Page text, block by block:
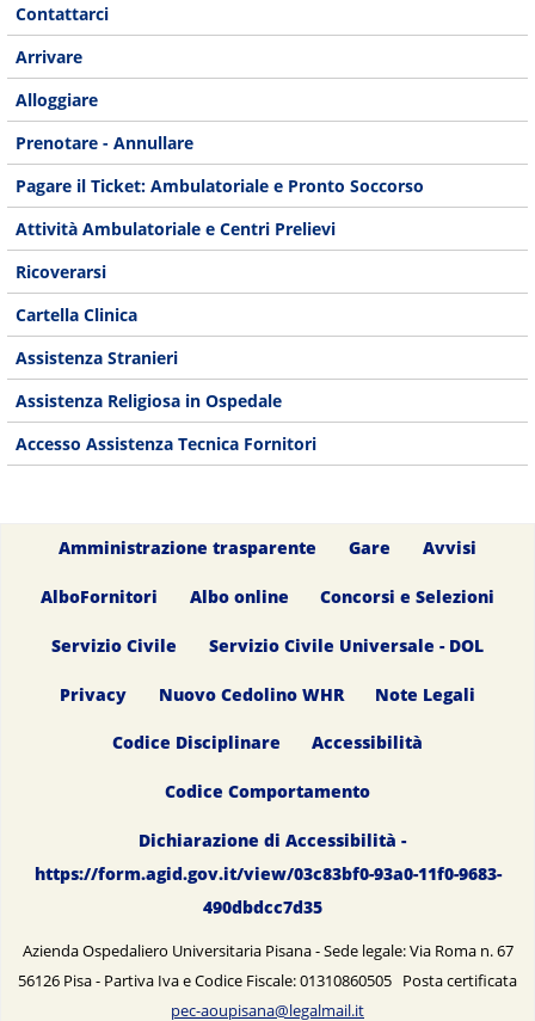
Contattarci
Arrivare
Alloggiare
Prenotare - Annullare
Pagare il Ticket: Ambulatoriale e Pronto Soccorso
Attività Ambulatoriale e Centri Prelievi
Ricoverarsi
Cartella Clinica
Assistenza Stranieri
Assistenza Religiosa in Ospedale
Accesso Assistenza Tecnica Fornitori
Amministrazione trasparente Gare Avvisi
AlboFornitori Albo online Concorsi e Selezioni
Servizio Civile Servizio Civile Universale - DOL
Privacy Nuovo Cedolino WHR Note Legali
Codice Disciplinare Accessibilità
Codice Comportamento
Dichiarazione di Accessibilità -
https://form.agid.gov.it/view/03c83bf0-93a0-11f0-9683-
490dbdcc7d35
Azienda Ospedaliero Universitaria Pisana - Sede legale: Via Roma n. 67
56126 Pisa - Partiva Iva e Codice Fiscale: 01310860505 Posta certificata
pec-aoupisana@legalmail.it